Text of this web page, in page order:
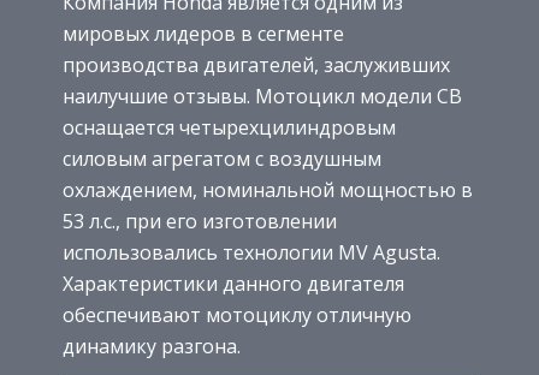
мировых лидеров в сегменте
производства двигателей, заслуживших
наилучшие отзывы. Мотоцикл модели CB
оснащается четырехцилиндровым
силовым агрегатом с воздушным
охлаждением, номинальной мощностью в
53 л.с., при его изготовлении
использовались технологии MV Agusta.
Характеристики данного двигателя
обеспечивают мотоциклу отличную
динамику разгона.